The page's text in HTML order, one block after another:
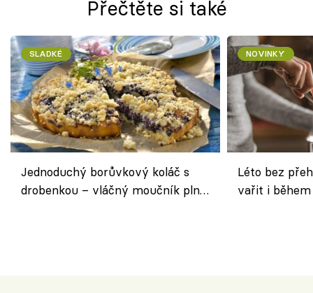
Přečtěte si také
SLADKÉ
Jednoduchý borůvkový koláč s
drobenkou – vláčný moučník plný
NOVINKY
Léto bez
vařit i